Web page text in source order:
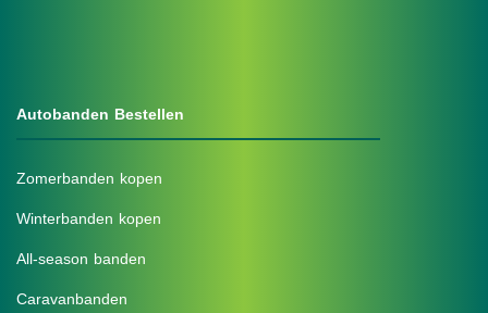
Autobanden Bestellen
Zomerbanden kopen
Winterbanden kopen
All-season banden
Caravanbanden